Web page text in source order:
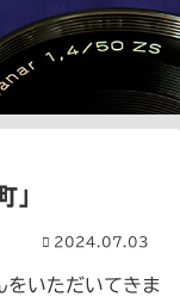
」
2024.07.03
をいただいてきま